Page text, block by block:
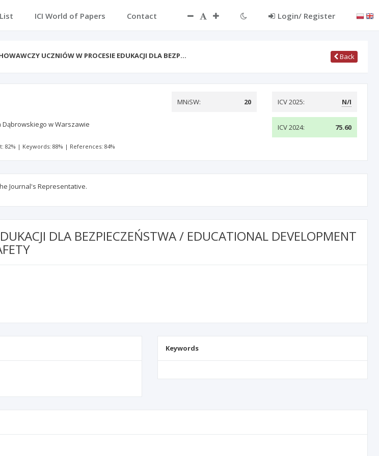
ICI World of Papers Contact Login/ Register
UCZNIÓW W PROCESIE EDUKACJI DLA BEZP… Back
Dąbrowskiego w Warszawie
MNiSW: 20 ICV 2025: N/I
ICV 2024: 75.60
82% | Keywords: 88% | References: 84%
Journal's Representative.
DLA BEZPIECZEŃSTWA / EDUCATIONAL DEVELOPMENT
Keywords